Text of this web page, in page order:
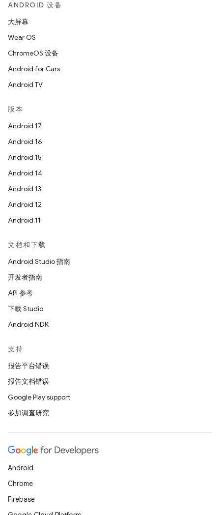
ANDROID 设备
大屏幕
Wear OS
ChromeOS 设备
Android for Cars
Android TV
版本
Android 17
Android 16
Android 15
Android 14
Android 13
Android 12
Android 11
文档和下载
Android Studio 指南
开发者指南
API 参考
下载 Studio
Android NDK
支持
报告平台错误
报告文档错误
Google Play support
参加调查研究
Android
Chrome
Firebase